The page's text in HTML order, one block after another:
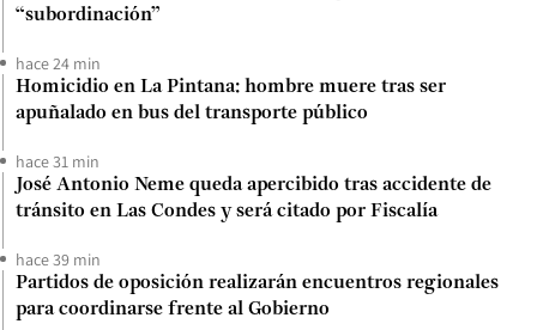
“subordinación”
hace 24 min
Homicidio en La Pintana: hombre muere tras ser
apuñalado en bus del transporte público
hace 31 min
José Antonio Neme queda apercibido tras accidente de
tránsito en Las Condes y será citado por Fiscalía
hace 39 min
Partidos de oposición realizarán encuentros regionales
para coordinarse frente al Gobierno